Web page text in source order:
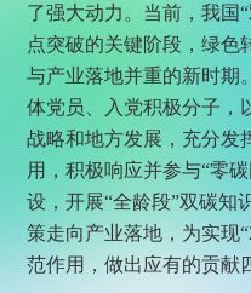
了强大动力。当前，我国
点突破的关键阶段，绿色
与产业落地并重的新时期
体党员、入党积极分子，
战略和地方发展，充分发
用，积极响应并参与“零
设，开展“全龄段”双碳知
策走向产业落地，为实现
范作用，做出应有的贡献